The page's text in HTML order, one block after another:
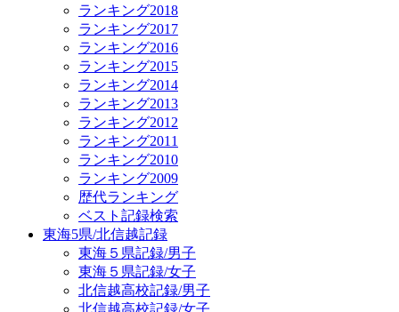
ランキング2018
ランキング2017
ランキング2016
ランキング2015
ランキング2014
ランキング2013
ランキング2012
ランキング2011
ランキング2010
ランキング2009
歴代ランキング
ベスト記録検索
東海5県/北信越記録
東海５県記録/男子
東海５県記録/女子
北信越高校記録/男子
北信越高校記録/女子